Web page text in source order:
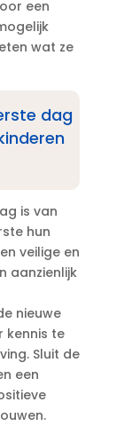
een
wat ze
dag
is van
hun
veilige en
aanzienlijk
nieuwe
kennis te
Sluit de
een